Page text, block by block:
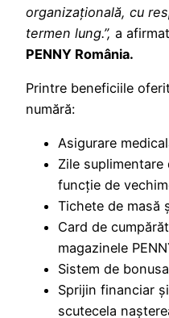
organizațională, cu
termen lung.”, a afirmat
PENNY România.
Printre beneficiile
numără:
Asigurare
Zile
funcție de
Tichete de masă
Card de
magazinele
Sistem de
Sprijin financiar
scutecela